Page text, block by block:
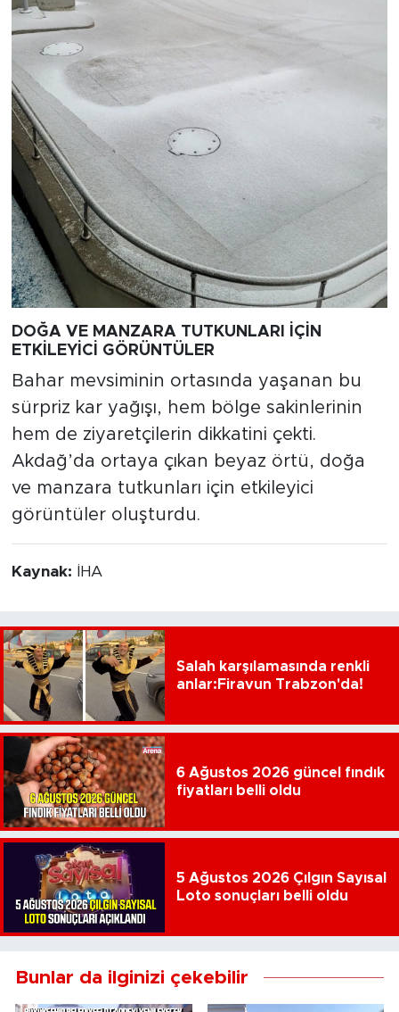
DOĞA VE MANZARA TUTKUNLARI İÇİN
ETKİLEYİCİ GÖRÜNTÜLER
Bahar mevsiminin ortasında yaşanan bu
sürpriz kar yağışı, hem bölge sakinlerinin
hem de ziyaretçilerin dikkatini çekti.
Akdağ’da ortaya çıkan beyaz örtü, doğa
ve manzara tutkunları için etkileyici
görüntüler oluşturdu.
Kaynak: İHA
Salah karşılamasında renkli
anlar:Firavun Trabzon'da!
6 Ağustos 2026 güncel fındık
fiyatları belli oldu
5 Ağustos 2026 Çılgın Sayısal
Loto sonuçları belli oldu
Bunlar da ilginizi çekebilir